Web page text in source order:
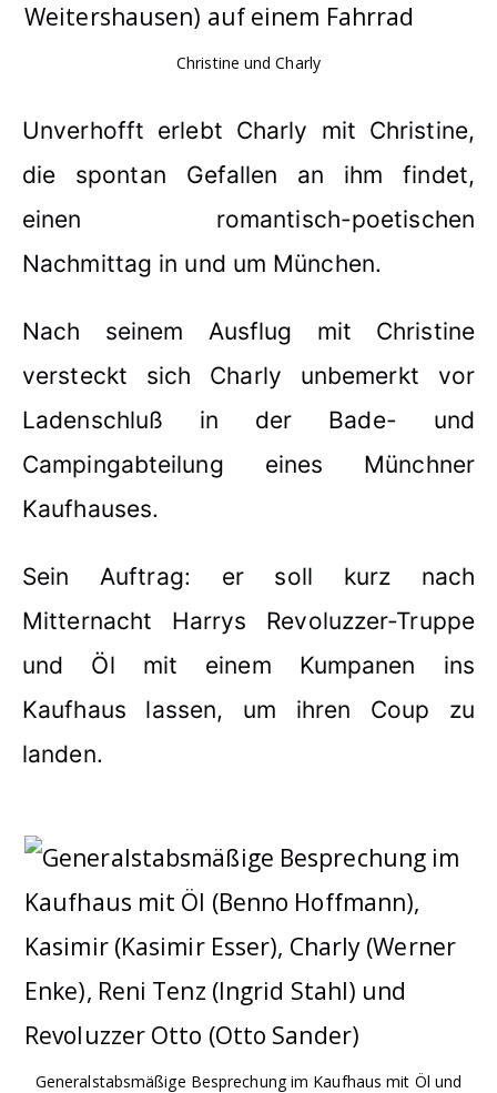
Christine und Charly
Unverhofft erlebt Charly mit Christine,
die spontan Gefallen an ihm findet,
einen romantisch-poetischen
Nachmittag in und um München.
Nach seinem Ausflug mit Christine
versteckt sich Charly unbemerkt vor
Ladenschluß in der Bade- und
Campingabteilung eines Münchner
Kaufhauses.
Sein Auftrag: er soll kurz nach
Mitternacht Harrys Revoluzzer-Truppe
und Öl mit einem Kumpanen ins
Kaufhaus lassen, um ihren Coup zu
landen.
Generalstabsmäßige Besprechung im Kaufhaus mit Öl und